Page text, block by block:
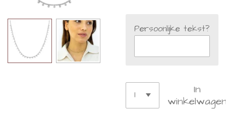
Persoonlijke tekst?
In